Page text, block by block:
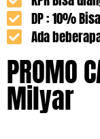
DP : 10%
Ada
PROMO
Milyar